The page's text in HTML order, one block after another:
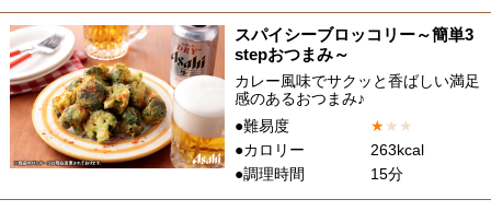
スパイシーブロッコリー～簡単3
stepおつまみ～
カレー風味でサクッと香ばしい満足
感のあるおつまみ♪
●難易度
★★ ★
●カロリー
263kcal
●調理時間
15分